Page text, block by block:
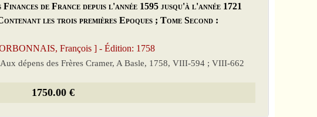
de France depuis l'année 1595 jusqu'à l'année 1721
les trois premières Epoques ; Tome Second :
François ] - Édition: 1758
dépens des Frères Cramer, A Basle, 1758, VIII-594 ; VIII-662
1750.00 €